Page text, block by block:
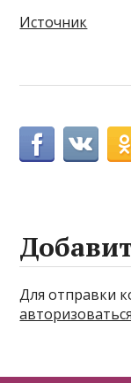
Источник
Для отправки